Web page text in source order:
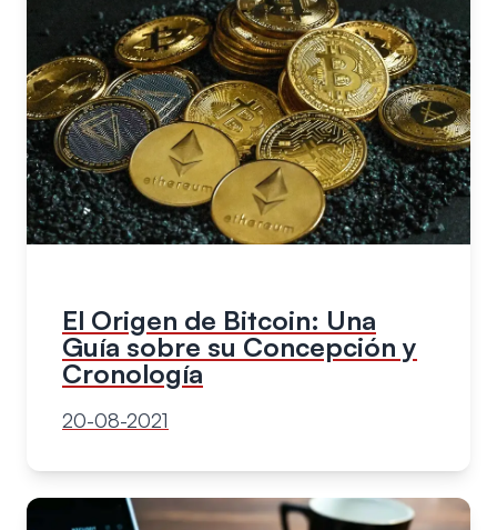
El Origen de Bitcoin: Una
Guía sobre su Concepción y
Cronología
20-08-2021